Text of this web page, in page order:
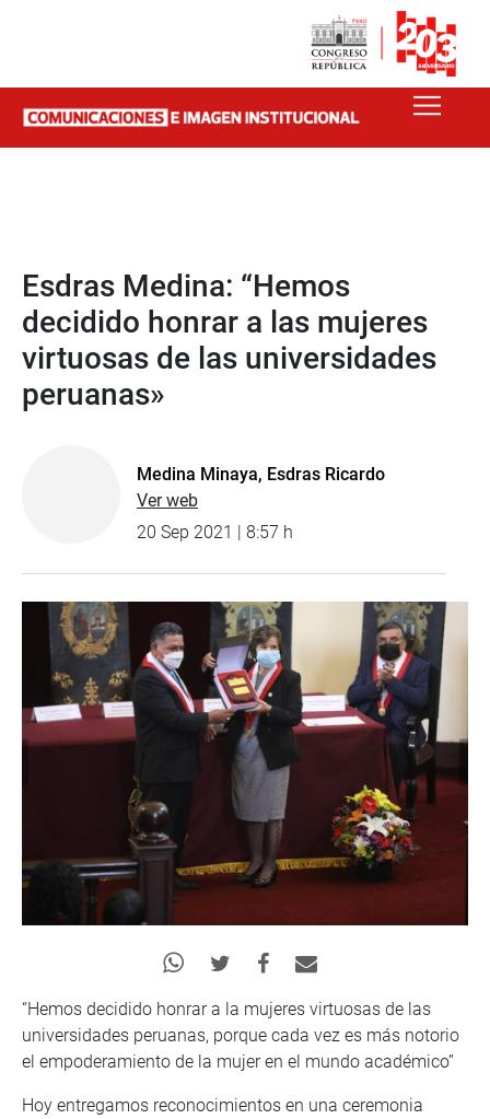
Esdras Medina: “Hemos
decidido honrar a las mujeres
virtuosas de las universidades
peruanas»
Medina Minaya, Esdras Ricardo
Ver web
20 Sep 2021 | 8:57 h
“Hemos decidido honrar a la mujeres virtuosas de las
universidades peruanas, porque cada vez es más notorio
el empoderamiento de la mujer en el mundo académico”
Hoy entregamos reconocimientos en una ceremonia